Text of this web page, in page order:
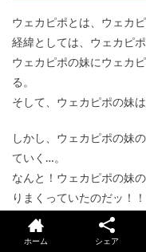
ウェカピポとは、ウェカ
経緯としては、ウェカピ
ウェカピポの妹にウェカ
る。
そして、ウェカピポの妹
しかし、ウェカピポの妹
ていく…。
なんと！ウェカピポの妹
りまくっていたのだッ！！
くそッ あの野郎ッ！！ど
これには温和なウェカピ
ホーム シェア